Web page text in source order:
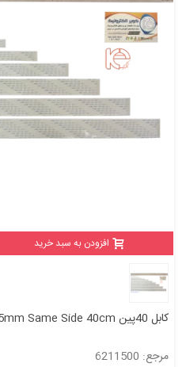
افزودن به سبد خرید
کابل 40پین FFC 40PIN 0.5mm Same Side 40cm
مرجع: 6211500